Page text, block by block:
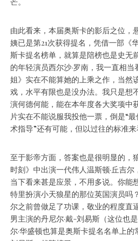
由此看来，本届奥斯卡的影后之位，
姨已是第21次获得提名，凭借一部《
斯卡提名榜单，就算是陪榜也是史无
的年轻演员西尔沙·罗南，我一直相
姐》实在不能算她的上乘之作，当然
戏，水平有限也是没办法。我只是想
演何德何能，能在本年度各大奖项中
片实在不能说服我投他一票，倒是“
术指导”还有可能，但以过往的标准来
至于影帝方面，答案也是很明显的，
时刻》中出演一代伟人温斯顿·丘吉
当下看来甚是应景，不用多说。你能
特里扮演小天狼星的那位英国演员吗
尔之前曾做足了功课，敬业的程度直
男主演的丹尼尔·戴-刘易斯（这位也
尔·华盛顿也算是奥斯卡提名名单上